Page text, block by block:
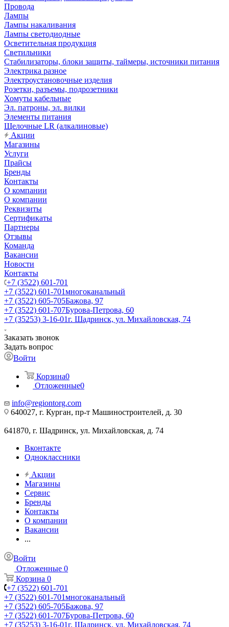
Провода
Лампы
Лампы накаливания
Лампы светодиодные
Осветительная продукция
Светильники
Стабилизаторы, блоки защиты, таймеры, источники питания
Электрика разное
Электроустановочные изделия
Розетки, разъемы, подрозетники
Хомуты кабельные
Эл. патроны, эл. вилки
Элементы питания
Щелочные LR (алкалиновые)
Акции
Магазины
Услуги
Прайсы
Бренды
Контакты
О компании
О компании
Реквизиты
Сертификаты
Партнеры
Отзывы
Команда
Вакансии
Новости
Контакты
+7 (3522) 601-701
+7 (3522) 601-701многоканальный
+7 (3522) 605-705Бажова, 97
+7 (3522) 601-707Бурова-Петрова, 60
+7 (35253) 3-16-01г. Шадринск, ул. Михайловская, 74
Заказать звонок
Задать вопрос
Войти
Корзина0
Отложенные0
info@regiontorg.com
640027, г. Курган, пр-т Машиностроителей, д. 30
641870, г. Шадринск, ул. Михайловская, д. 74
Вконтакте
Одноклассники
Акции
Магазины
Сервис
Бренды
Контакты
О компании
Вакансии
...
Войти
Отложенные 0
Корзина 0
+7 (3522) 601-701
+7 (3522) 601-701многоканальный
+7 (3522) 605-705Бажова, 97
+7 (3522) 601-707Бурова-Петрова, 60
+7 (35253) 3-16-01г. Шадринск, ул. Михайловская, 74